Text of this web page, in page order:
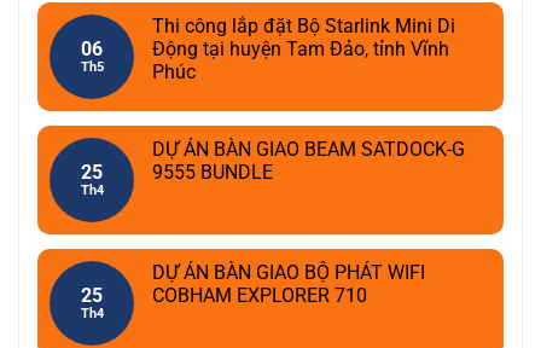
06
Th5
Thi công lắp đặt Bộ Starlink Mini Di
Động tại huyện Tam Đảo, tỉnh Vĩnh
Phúc
25
Th4
DỰ ÁN BÀN GIAO BEAM SATDOCK-G
9555 BUNDLE
25
Th4
DỰ ÁN BÀN GIAO BỘ PHÁT WIFI
COBHAM EXPLORER 710